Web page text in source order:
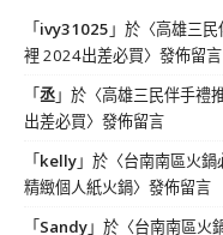
「ivy31025 」於〈高雄三民
裡 2024出差必買〉發佈留言
「丞」於〈高雄三民伴手禮
出差必買〉發佈留言
「kelly」於〈台南南區火鍋
精緻個人紙火鍋〉發佈留言
「Sandy」於〈台南南區火